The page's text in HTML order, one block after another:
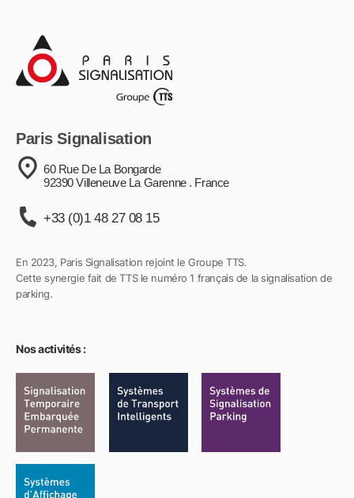
Paris Signalisation
60 Rue De La Bongarde
92390 Villeneuve La Garenne . France
+33 (0)1 48 27 08 15
En 2023, Paris Signalisation rejoint le Groupe TTS.
Cette synergie fait de TTS le numéro 1 français de la signalisation de
parking.
Nos activités :